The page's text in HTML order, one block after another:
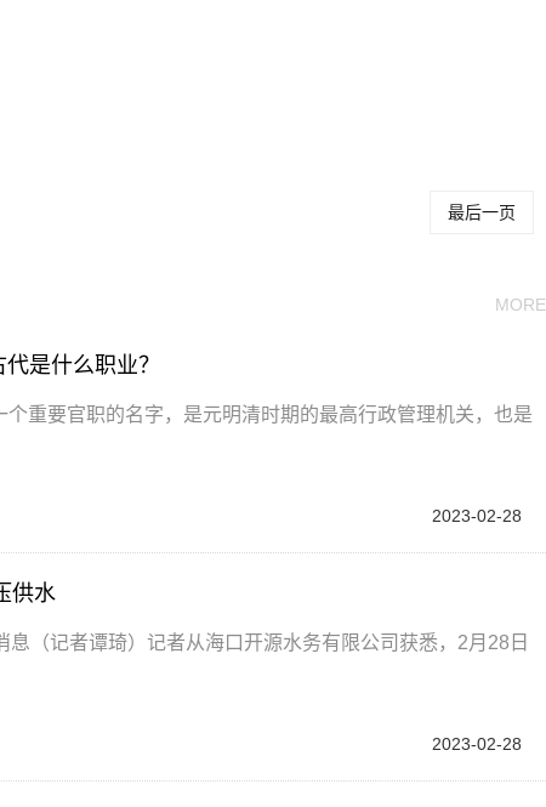
最后一页
MORE
是什么职业？
重要官职的名字，是元明清时期的最高行政管理机关，也是
2023-02-28
供水
（记者谭琦）记者从海口开源水务有限公司获悉，2月28日
2023-02-28